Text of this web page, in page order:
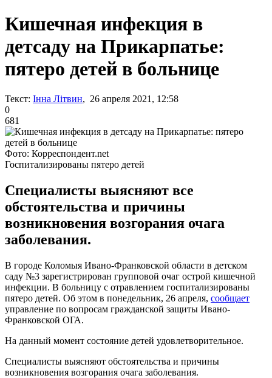
Кишечная инфекция в
детсаду на Прикарпатье:
пятеро детей в больнице
Текст: Інна Літвин, 26 апреля 2021, 12:58
0
681
Фото: Корреспондент.net
Госпитализированы пятеро детей
Специалисты выясняют все
обстоятельства и причины
возникновения возгорания очага
заболевания.
В городе Коломыя Ивано-Франковской области в детском
саду №3 зарегистрирован групповой очаг острой кишечной
инфекции. В больницу с отравлением госпитализированы
пятеро детей. Об этом в понедельник, 26 апреля, сообщает
управление по вопросам гражданской защиты Ивано-
Франковской ОГА.
На данный момент состояние детей удовлетворительное.
Специалисты выясняют обстоятельства и причины
возникновения возгорания очага заболевания.